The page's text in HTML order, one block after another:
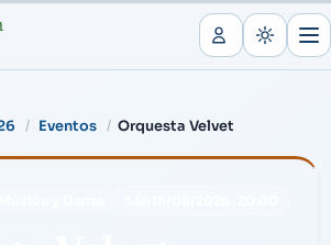
Eventos Orquesta Velvet